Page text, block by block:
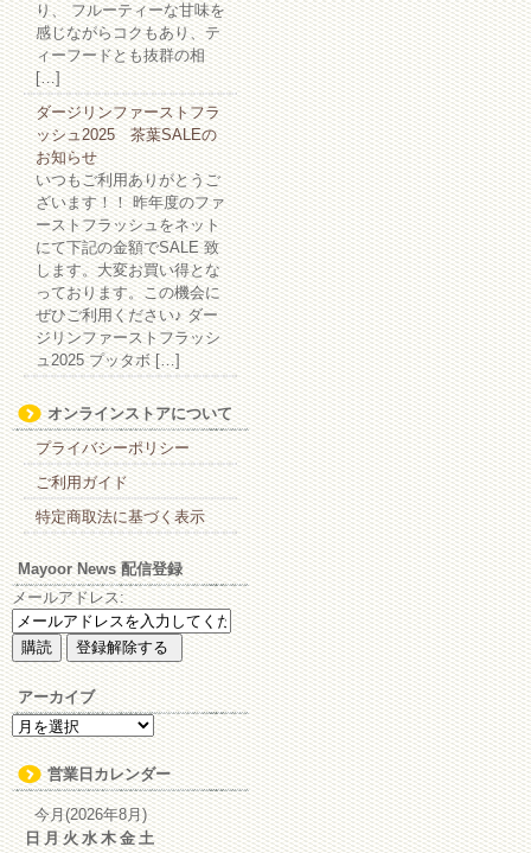
り、 フルーティーな甘味を
感じながらコクもあり、テ
ィーフードとも抜群の相
[…]
ダージリンファーストフラ
ッシュ2025 茶葉SALEの
お知らせ
いつもご利用ありがとうご
ざいます！！ 昨年度のファ
ーストフラッシュをネット
にて下記の金額でSALE 致
します。大変お買い得とな
っております。この機会に
ぜひご利用ください♪ ダー
ジリンファーストフラッシ
ュ2025 プッタボ […]
オンラインストアについて
プライバシーポリシー
ご利用ガイド
特定商取法に基づく表示
Mayoor News 配信登録
メールアドレス:
アーカイブ
ア
ー
カ
イ
ブ
営業日カレンダー
今月(2026年8月)
日 月 火 水 木 金 土